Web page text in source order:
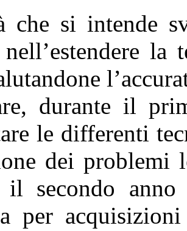
che si intende
nell’estendere
durante il
le differenti
dei problemi
il secondo
per